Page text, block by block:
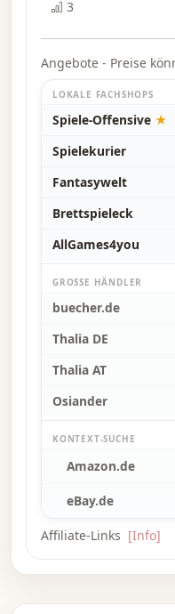
Gebäudeprestige
Mit über 30
ist jedes Spiel
bietet einen hohen
Zufriedenheit, da
neue
Beschreibung des
Factories wurde
offiziellen Tools,
Rätselsammlung
3
Angebote - Preise
LOKALE FACHSHOPS
Spiele-Offensive ★
Spielekurier
Fantasywelt
Brettspieleck
AllGames4you
GROSSE HÄNDLER
buecher.de
Thalia DE
Thalia AT
Osiander
KONTEXT-SUCHE
Amazon.de
eBay.de
Affiliate-Links [Info]